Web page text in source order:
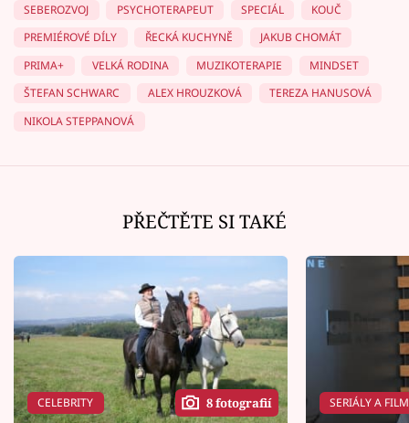
SEBEROZVOJ
PSYCHOTERAPEUT SPECIÁL
KOUČ
PREMIÉROVÉ DÍLY
ŘECKÁ KUCHYNĚ
JAKUB CHOMÁT
PRIMA+
VELKÁ RODINA MUZIKOTERAPIE
MINDSET
ŠTEFAN SCHWARC
ALEX HROUZKOVÁ
TEREZA HANUSOVÁ
NIKOLA STEPPANOVÁ
PŘEČTĚTE SI TAKÉ
CELEBRITY 8 fotografií SERIÁLY A